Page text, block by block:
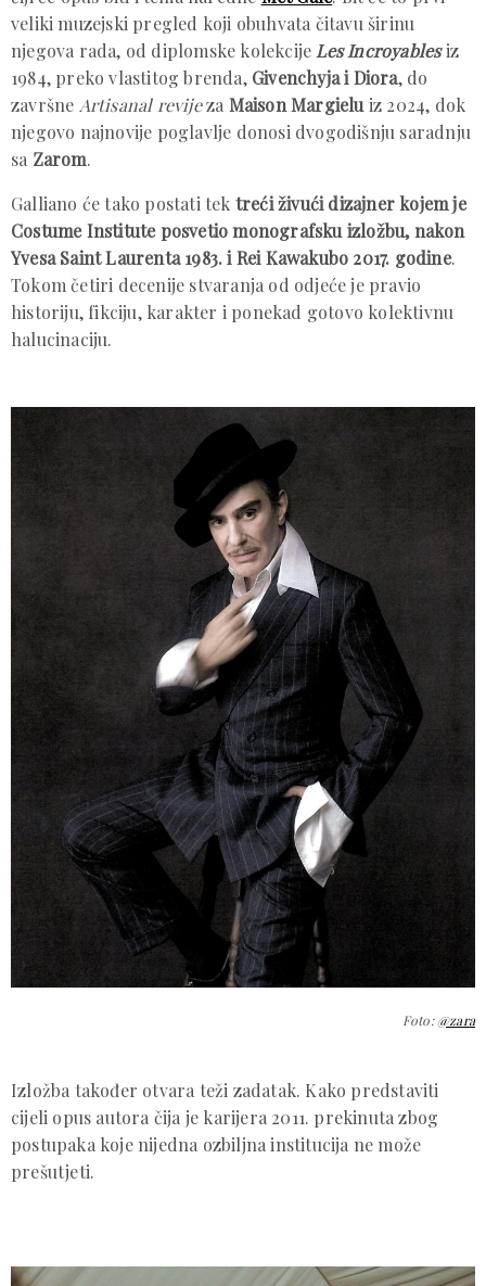
veliki muzejski pregled koji obuhvata čitavu širinu
njegova rada, od diplomske kolekcije Les Incroyablesiz
1984, preko vlastitog brenda, Givenchyja i Diora, do
završne Artisanal revijeza Maison Margielu iz 2024, dok
njegovo najnovije poglavlje donosi dvogodišnju saradnju
sa Zarom.
Galliano će tako postati tek treći živući dizajner kojem je
Costume Institute posvetio monografsku izložbu, nakon
Yvesa Saint Laurenta 1983. i Rei Kawakubo 2017. godine.
Tokom četiri decenije stvaranja od odjeće je pravio
historiju, fikciju, karakter i ponekad gotovo kolektivnu
halucinaciju.
Foto:@zara
Izložba također otvara teži zadatak. Kako predstaviti
cijeli opus autora čija je karijera 2011. prekinuta zbog
postupaka koje nijedna ozbiljna institucija ne može
prešutjeti.